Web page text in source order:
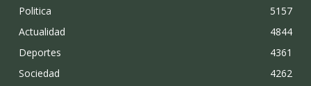
Politica
5157
Actualidad
4844
Deportes
4361
Sociedad
4262